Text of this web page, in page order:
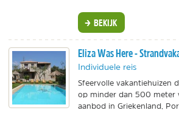
BEKIJK
Eliza Was Here -
Individuele reis
Sfeervolle vakantiehuizen
op minder dan 500 meter
aanbod in Griekenland,